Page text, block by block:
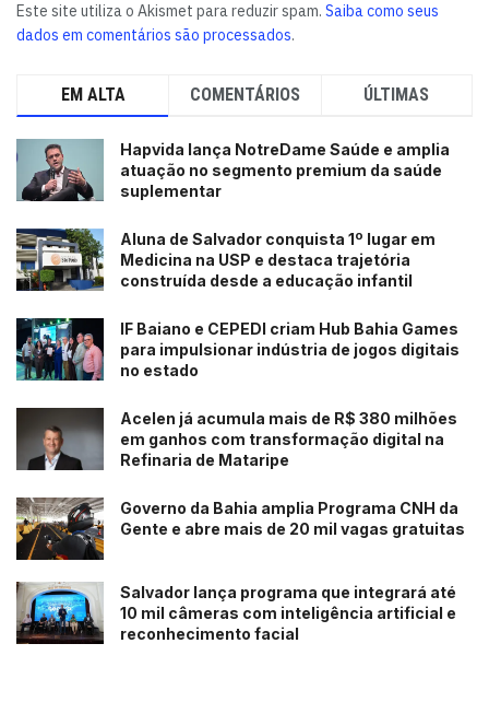
Este site utiliza o Akismet para reduzir spam. Saiba como seus
dados em comentários são processados.
EM ALTA COMENTÁRIOS ÚLTIMAS
Hapvida lança NotreDame Saúde e amplia
atuação no segmento premium da saúde
suplementar
Aluna de Salvador conquista 1º lugar em
Medicina na USP e destaca trajetória
construída desde a educação infantil
IF Baiano e CEPEDI criam Hub Bahia Games
para impulsionar indústria de jogos digitais
no estado
Acelen já acumula mais de R$ 380 milhões
em ganhos com transformação digital na
Refinaria de Mataripe
Governo da Bahia amplia Programa CNH da
Gente e abre mais de 20 mil vagas gratuitas
Salvador lança programa que integrará até
10 mil câmeras com inteligência artificial e
reconhecimento facial